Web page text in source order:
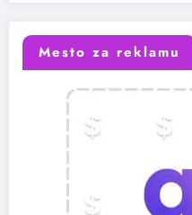
Mesto za reklamu